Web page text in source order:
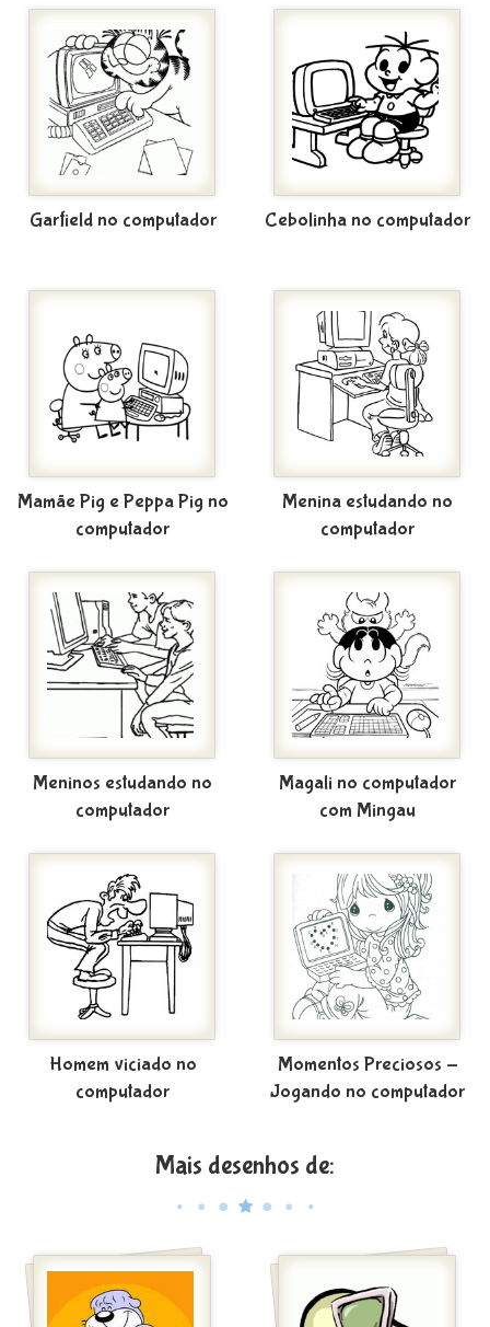
Garfield no computador Cebolinha no computador
Mamãe Pig e Peppa Pig no
computador
Menina estudando no
computador
Meninos estudando no
computador
Magali no computador
com Mingau
Homem viciado no
computador
Momentos Preciosos -
Jogando no computador
Mais desenhos de: